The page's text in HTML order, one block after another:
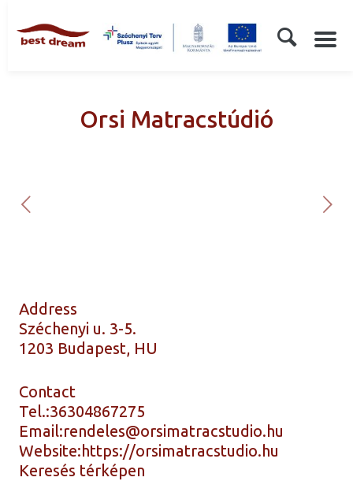
Orsi Matracstúdió
Address
Széchenyi u. 3-5.
1203 Budapest, HU
Contact
Tel.:36304867275
Email:rendeles@orsimatracstudio.hu
Website:https://orsimatracstudio.hu
Keresés térképen